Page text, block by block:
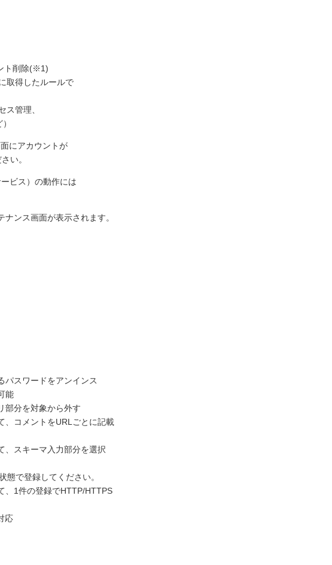
ト削除(※1)
取得したルールで
管理、
にアカウントが
い。
ビス）の動作には
ンス画面が表示されます。
スワードをアンインス
能
部分を対象から外す
コメントをURLごとに記載
スキーマ入力部分を選択
で登録してください。
、1件の登録でHTTP/HTTPS
応